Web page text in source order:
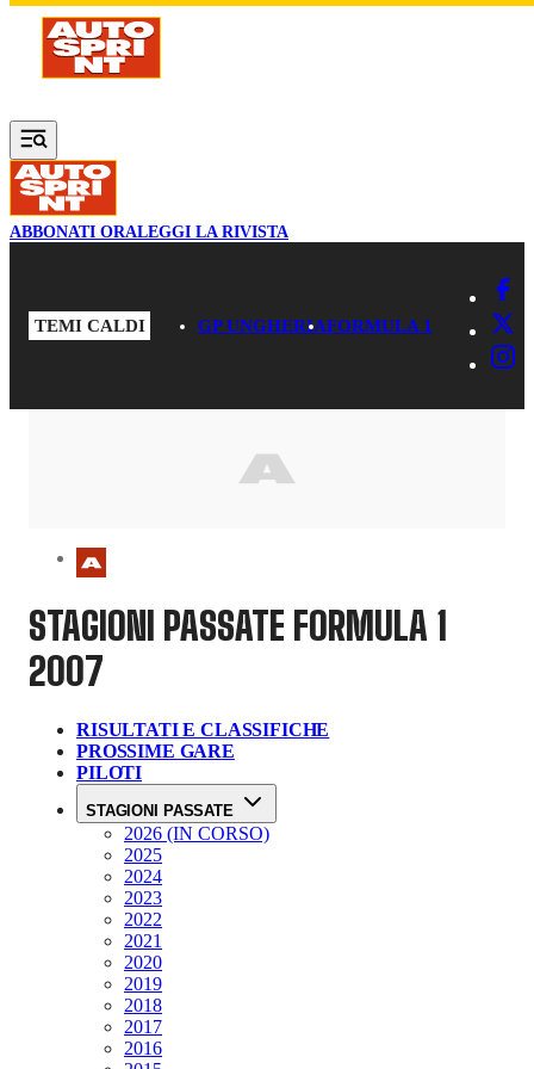
Vai al contenuto principale
ABBONATI ORALEGGI LA RIVISTA
TEMI CALDI GP UNGHERIAFORMULA 1
STAGIONI PASSATE FORMULA 1
2007
RISULTATI E CLASSIFICHE
PROSSIME GARE
PILOTI
STAGIONI PASSATE
2026 (IN CORSO)
2025
2024
2023
2022
2021
2020
2019
2018
2017
2016